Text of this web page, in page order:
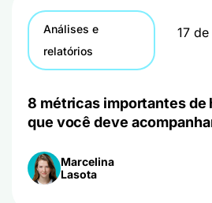
Análises e
relatórios
17
8 métricas importantes de
que você deve
Marcelina
Lasota